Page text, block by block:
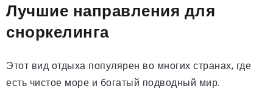
Лучшие направления для
сноркелинга
Этот вид отдыха популярен во многих странах, где
есть чистое море и богатый подводный мир.